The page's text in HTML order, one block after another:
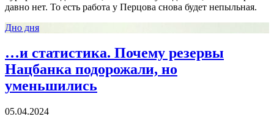
давно нет. То есть работа у Перцова снова будет непыльная.
Дно дня
…и статистика. Почему резервы
Нацбанка подорожали, но
уменьшились
05.04.2024